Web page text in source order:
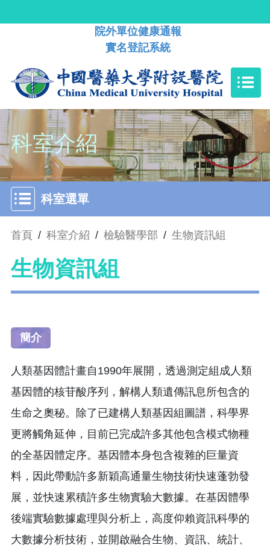
院外單位健康通報
實名登記系統
科室介紹
科室選單
首頁 / 科室介紹 / 檢驗醫學部 / 生物資訊組
生物資訊組
簡介
人類基因體計畫自1990年展開，透過測定組成人類
基因體的核苷酸序列，解構人類遺傳訊息所包含的
生命之奧秘。除了已建構人類基因組圖譜，科學界
更將觸角延伸，目前已完成許多其他包含模式物種
的全基因體定序。基因體本身包含複雜的巨量資
料，因此帶動許多新穎高通量生物技術快速蓬勃發
展，並快速累積許多生物實驗大數據。在基因體學
後端實驗數據處理與分析上，高度仰賴資訊科學的
大數據分析技術，並開啟融合生物、資訊、統計、